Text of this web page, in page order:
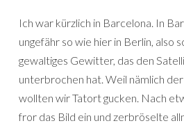
Ich war kürzlich in Barcelona. In
ungefähr so wie hier in Berlin, also
gewaltiges Gewitter, das den
unterbrochen hat. Weil nämlich
wollten wir Tatort gucken. Nach
fror das Bild ein und zerbröselte